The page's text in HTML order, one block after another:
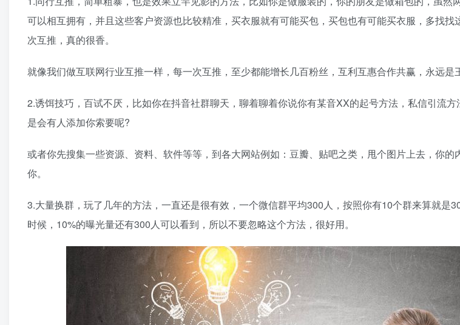
可以相互拥有，并且这些客户资源也比较精准，买衣服就有可能买包，买包也有可能买衣服，多找
次互推，真的很香。
就像我们做互联网行业互推一样，每一次互推，至少都能增长几百粉丝，互利互惠合作共赢，永远是
2.诱饵技巧，百试不厌，比如你在抖音社群聊天，聊着聊着你说你有某音XX的起号方法，私信引流
是会有人添加你索要呢?
或者你先搜集一些资源、资料、软件等等，到各大网站例如：豆瓣、贴吧之类，甩个图片上去，你的
你。
3.大量换群，玩了几年的方法，一直还是很有效，一个微信群平均300人，按照你有10个群来算就是
时候，10%的曝光量还有300人可以看到，所以不要忽略这个方法，很好用。